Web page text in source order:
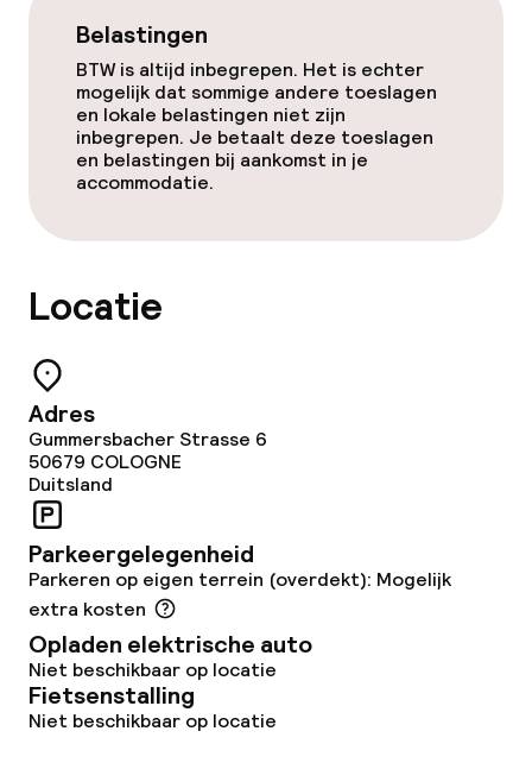
Belastingen
BTW is altijd inbegrepen. Het is echter
mogelijk dat sommige andere toeslagen
en lokale belastingen niet zijn
inbegrepen. Je betaalt deze toeslagen
en belastingen bij aankomst in je
accommodatie.
Locatie
Adres
Gummersbacher Strasse 6
50679 COLOGNE
Duitsland
Parkeergelegenheid
Parkeren op eigen terrein (overdekt): Mogelijk
extra kosten
Opladen elektrische auto
Niet beschikbaar op locatie
Fietsenstalling
Niet beschikbaar op locatie